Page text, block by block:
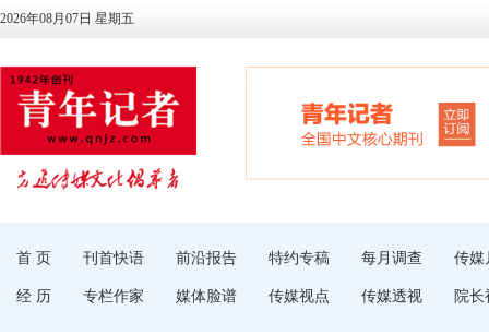
2026年08月07日 星期五
首 页 刊首快语 前沿报告 特约专稿 每月调查 传媒
经 历 专栏作家 媒体脸谱 传媒视点 传媒透视 院长